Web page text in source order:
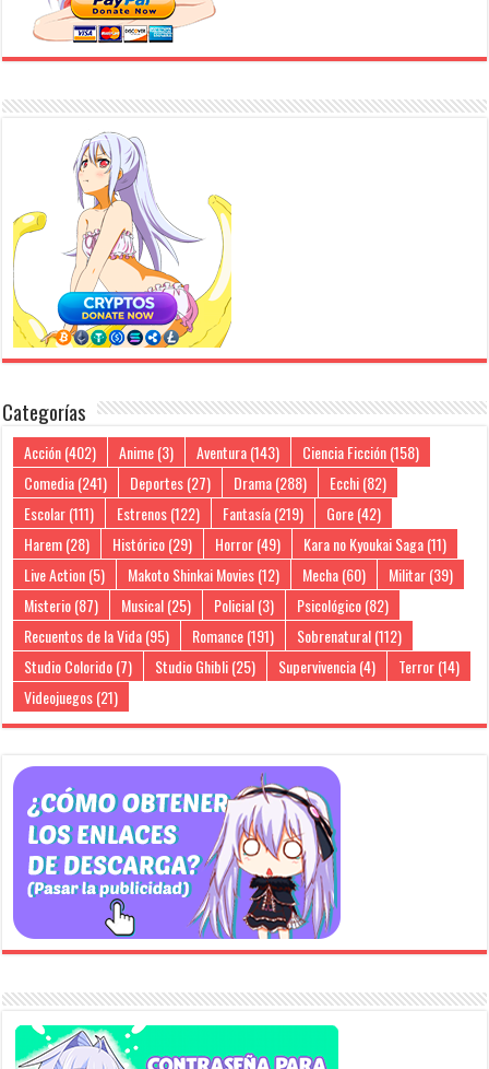
Categorías
Acción(402) Anime(3) Aventura(143) Ciencia Ficción(158)
Comedia(241) Deportes(27) Drama(288) Ecchi(82)
Escolar(111) Estrenos(122) Fantasía(219) Gore(42)
Harem(28) Histórico(29) Horror(49) Kara no Kyoukai Saga(11)
Live Action(5) Makoto Shinkai Movies(12) Mecha(60) Militar(39)
Misterio(87) Musical(25) Policial(3) Psicológico(82)
Recuentos de la Vida(95) Romance(191) Sobrenatural(112)
Studio Colorido(7) Studio Ghibli(25) Supervivencia(4) Terror(14)
Videojuegos(21)